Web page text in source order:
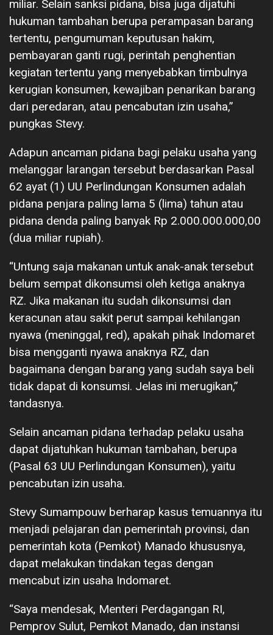
miliar. Selain sanksi pidana, bisa juga dijatuhi
hukuman tambahan berupa perampasan barang
tertentu, pengumuman keputusan hakim,
pembayaran ganti rugi, perintah penghentian
kegiatan tertentu yang menyebabkan timbulnya
kerugian konsumen, kewajiban penarikan barang
dari peredaran, atau pencabutan izin usaha,”
pungkas Stevy.
Adapun ancaman pidana bagi pelaku usaha yang
melanggar larangan tersebut berdasarkan Pasal
62 ayat (1) UU Perlindungan Konsumen adalah
pidana penjara paling lama 5 (lima) tahun atau
pidana denda paling banyak Rp 2.000.000.000,00
(dua miliar rupiah).
“Untung saja makanan untuk anak-anak tersebut
belum sempat dikonsumsi oleh ketiga anaknya
RZ. Jika makanan itu sudah dikonsumsi dan
keracunan atau sakit perut sampai kehilangan
nyawa (meninggal, red), apakah pihak Indomaret
bisa mengganti nyawa anaknya RZ, dan
bagaimana dengan barang yang sudah saya beli
tidak dapat di konsumsi. Jelas ini merugikan,”
tandasnya.
Selain ancaman pidana terhadap pelaku usaha
dapat dijatuhkan hukuman tambahan, berupa
(Pasal 63 UU Perlindungan Konsumen), yaitu
pencabutan izin usaha.
Stevy Sumampouw berharap kasus temuannya itu
menjadi pelajaran dan pemerintah provinsi, dan
pemerintah kota (Pemkot) Manado khususnya,
dapat melakukan tindakan tegas dengan
mencabut izin usaha Indomaret.
“Saya mendesak, Menteri Perdagangan RI,
Pemprov Sulut, Pemkot Manado, dan instansi